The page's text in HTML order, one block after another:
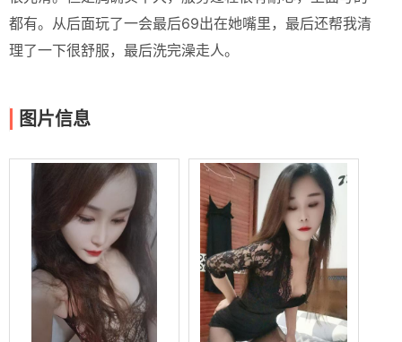
都有。从后面玩了一会最后69出在她嘴里，最后还帮我清
理了一下很舒服，最后洗完澡走人。
图片信息